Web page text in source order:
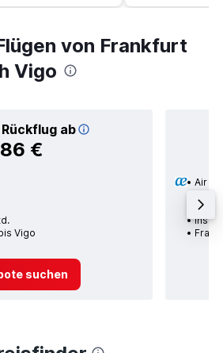
von Frankfurt
Vigo
ab
€
Vigo
suchen
Air
1